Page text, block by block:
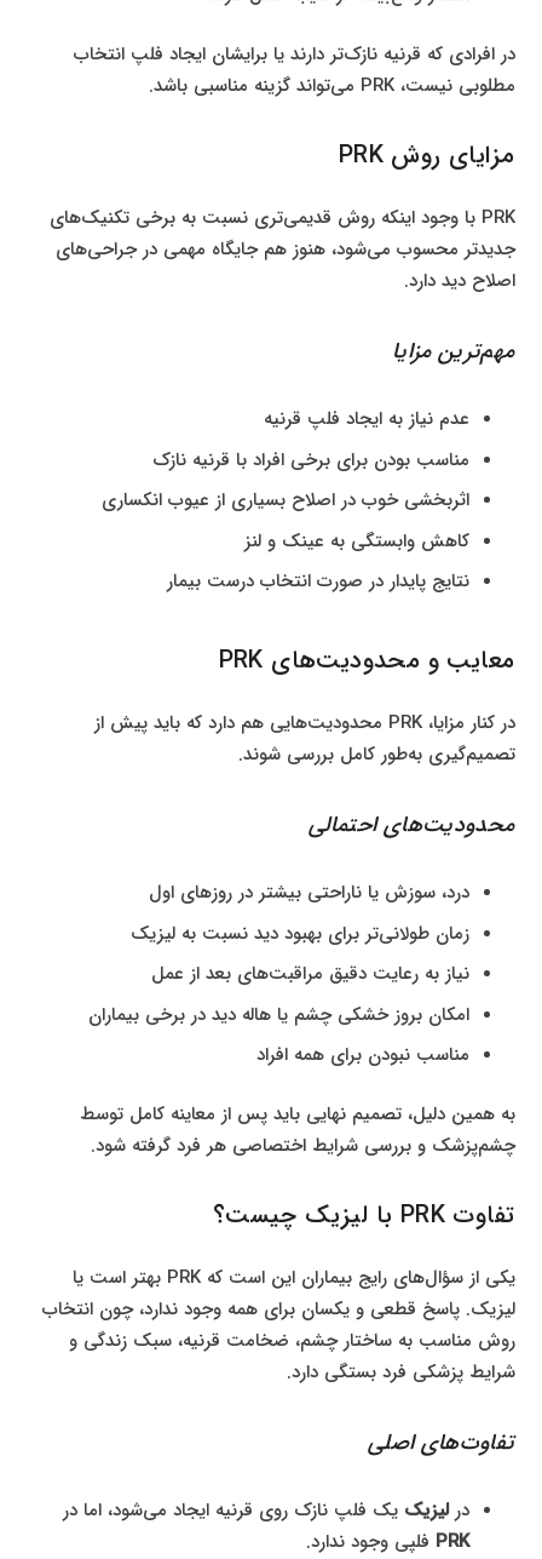
در افرادی که قرنیه نازک‌تر دارند یا برایشان ایجاد فلپ انتخاب
مطلوبی نیست، PRK می‌تواند گزینه مناسبی باشد.
مزایای روش PRK
PRK با وجود اینکه روش قدیمی‌تری نسبت به برخی تکنیک‌های
جدیدتر محسوب می‌شود، هنوز هم جایگاه مهمی در جراحی‌های
اصلاح دید دارد.
مهم‌ترین مزایا
عدم نیاز به ایجاد فلپ قرنیه
مناسب بودن برای برخی افراد با قرنیه نازک
اثربخشی خوب در اصلاح بسیاری از عیوب انکساری
کاهش وابستگی به عینک و لنز
نتایج پایدار در صورت انتخاب درست بیمار
معایب و محدودیت‌های PRK
در کنار مزایا، PRK محدودیت‌هایی هم دارد که باید پیش از
تصمیم‌گیری به‌طور کامل بررسی شوند.
محدودیت‌های احتمالی
درد، سوزش یا ناراحتی بیشتر در روزهای اول
زمان طولانی‌تر برای بهبود دید نسبت به لیزیک
نیاز به رعایت دقیق مراقبت‌های بعد از عمل
امکان بروز خشکی چشم یا هاله دید در برخی بیماران
مناسب نبودن برای همه افراد
به همین دلیل، تصمیم نهایی باید پس از معاینه کامل توسط
چشم‌پزشک و بررسی شرایط اختصاصی هر فرد گرفته شود.
تفاوت PRK با لیزیک چیست؟
یکی از سؤال‌های رایج بیماران این است که PRK بهتر است یا
لیزیک. پاسخ قطعی و یکسان برای همه وجود ندارد، چون انتخاب
روش مناسب به ساختار چشم، ضخامت قرنیه، سبک زندگی و
شرایط پزشکی فرد بستگی دارد.
تفاوت‌های اصلی
درلیزیک یک فلپ نازک روی قرنیه ایجاد می‌شود، اما در
PRK فلپی وجود ندارد.